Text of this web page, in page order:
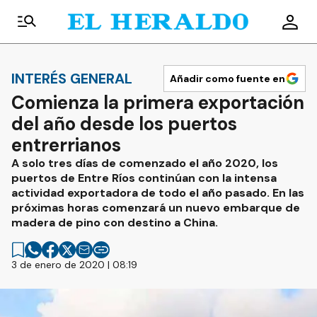
INTERÉS GENERAL Añadir como fuente en
Comienza la primera exportación
del año desde los puertos
entrerrianos
A solo tres días de comenzado el año 2020, los
puertos de Entre Ríos continúan con la intensa
actividad exportadora de todo el año pasado. En las
próximas horas comenzará un nuevo embarque de
madera de pino con destino a China.
3 de enero de 2020 | 08:19